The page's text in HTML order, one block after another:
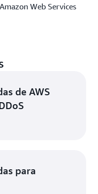
Web Services
de AWS
para